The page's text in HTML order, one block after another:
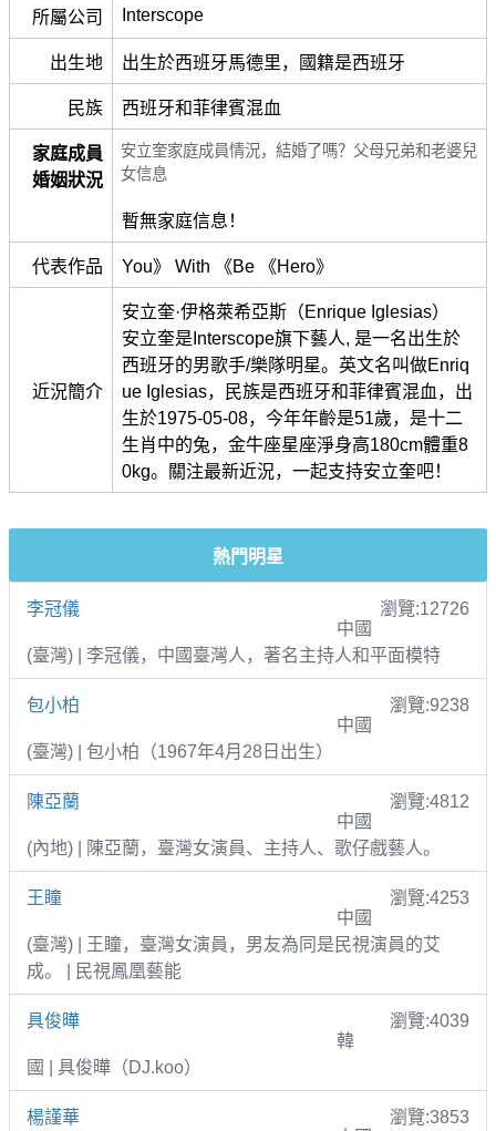
所屬公司 Interscope
出生地 出生於西班牙馬德里，國籍是西班牙
民族 西班牙和菲律賓混血
家庭成員
婚姻狀況
安立奎家庭成員情況，結婚了嗎？父母兄弟和老婆兒
女信息
暫無家庭信息！
代表作品 You》 With 《Be 《Hero》
近況簡介
安立奎·伊格萊希亞斯（Enrique Iglesias）
安立奎是Interscope旗下藝人, 是一名出生於
西班牙的男歌手/樂隊明星。英文名叫做Enriq
ue Iglesias，民族是西班牙和菲律賓混血，出
生於1975-05-08，今年年齡是51歲，是十二
生肖中的兔，金牛座星座淨身高180cm體重8
0kg。關注最新近況，一起支持安立奎吧！
熱門明星
李冠儀
瀏覽:12726
中國
(臺灣) | 李冠儀，中國臺灣人，著名主持人和平面模特
包小柏
瀏覽:9238
中國
(臺灣) | 包小柏（1967年4月28日出生）
陳亞蘭
瀏覽:4812
中國
(內地) | 陳亞蘭，臺灣女演員、主持人、歌仔戲藝人。
王瞳
瀏覽:4253
中國
(臺灣) | 王瞳，臺灣女演員，男友為同是民視演員的艾
成。 | 民視鳳凰藝能
具俊曄
瀏覽:4039
韓
國 | 具俊曄（DJ.koo）
楊謹華
瀏覽:3853